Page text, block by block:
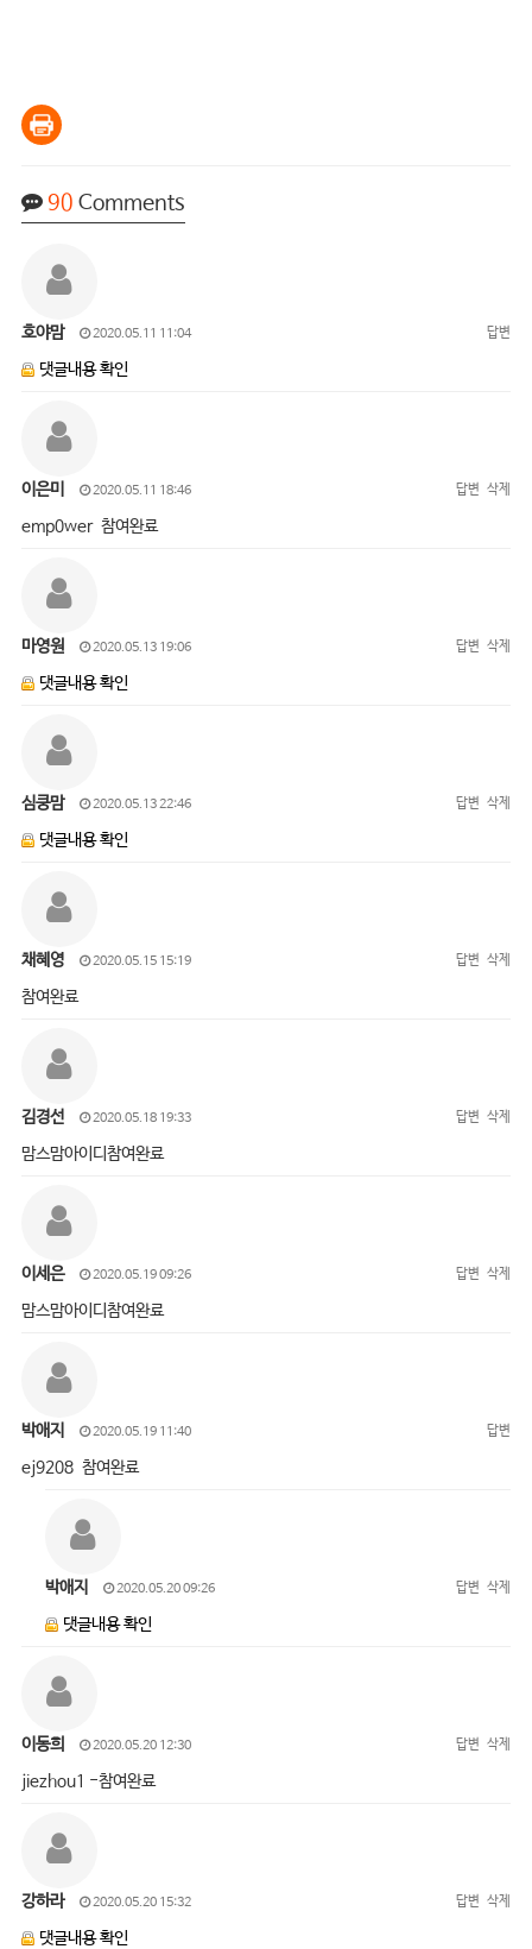
90 Comments
호야맘 2020.05.11 11:04 답변
댓글내용 확인
이은미 2020.05.11 18:46 답변 삭제
emp0wer 참여완료
마영원 2020.05.13 19:06 답변 삭제
댓글내용 확인
심쿵맘 2020.05.13 22:46 답변 삭제
댓글내용 확인
채혜영 2020.05.15 15:19 답변 삭제
참여완료
김경선 2020.05.18 19:33 답변 삭제
맘스맘아이디참여완료
이세은 2020.05.19 09:26 답변 삭제
맘스맘아이디참여완료
박애지 2020.05.19 11:40 답변
ej9208 참여완료
박애지 2020.05.20 09:26 답변 삭제
댓글내용 확인
이동희 2020.05.20 12:30 답변 삭제
jiezhou1 -참여완료
강하라 2020.05.20 15:32 답변 삭제
댓글내용 확인